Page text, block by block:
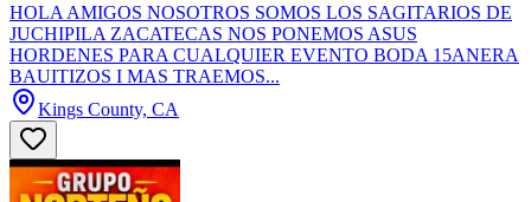
HOLA AMIGOS NOSOTROS SOMOS LOS SAGITARIOS DE
JUCHIPILA ZACATECAS NOS PONEMOS ASUS
HORDENES PARA CUALQUIER EVENTO BODA 15ANERA
BAUITIZOS I MAS TRAEMOS...
Kings County, CA